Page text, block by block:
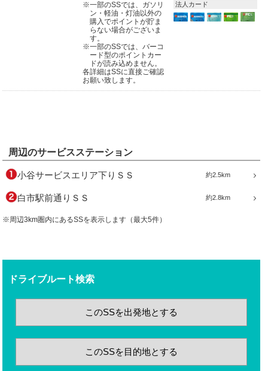
※一部のSSでは、ガソリ
ン・軽油・灯油以外の
購入でポイントが貯ま
らない場合がございま
す。
※一部のSSでは、バーコ
ード型のポイントカー
ドが読み込めません。
各詳細はSSに直接ご確認
お願い致します。
法人カード
周辺のサービスステーション
約2.5km
小谷サービスエリア下りＳＳ
約2.8km
白市駅前通りＳＳ
※周辺3km圏内にあるSSを表示します（最大5件）
ドライブルート検索
このSSを出発地とする
このSSを目的地とする